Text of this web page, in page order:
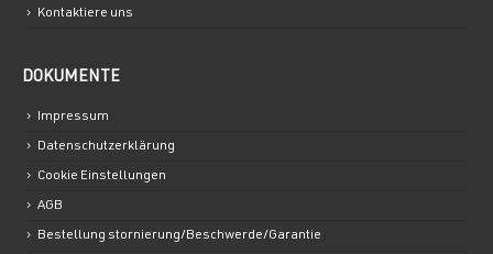
Kontaktiere uns
DOKUMENTE
Impressum
Datenschutzerklärung
Cookie Einstellungen
AGB
Bestellung stornierung/Beschwerde/Garantie